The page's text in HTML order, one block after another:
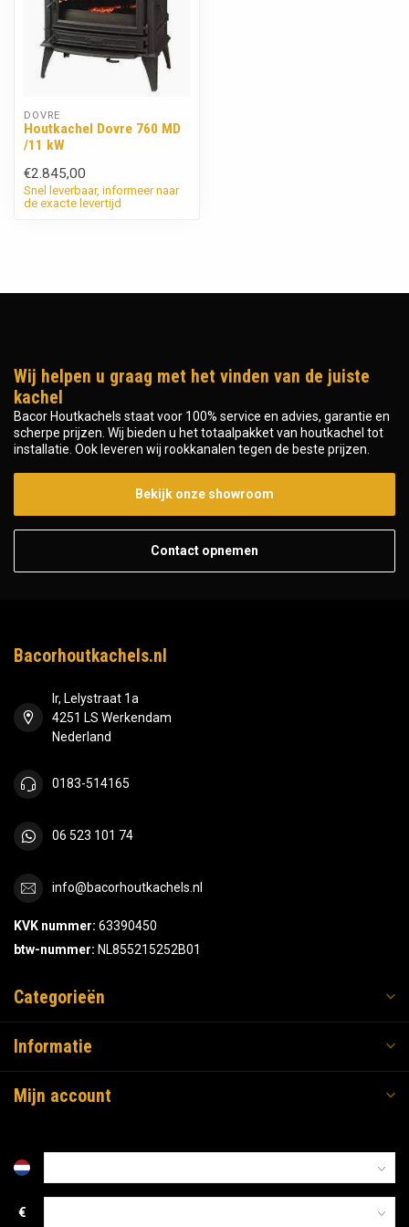
DOVRE
Houtkachel Dovre 760 MD
/11 kW
€2.845,00
Snel leverbaar, informeer naar
de exacte levertijd
Wij helpen u graag met het vinden van de juiste
kachel
Bacor Houtkachels staat voor 100% service en advies, garantie en
scherpe prijzen. Wij bieden u het totaalpakket van houtkachel tot
installatie. Ook leveren wij rookkanalen tegen de beste prijzen.
Bekijk onze showroom
Contact opnemen
Bacorhoutkachels.nl
Ir, Lelystraat 1a
4251 LS Werkendam
Nederland
0183-514165
06 523 101 74
info@bacorhoutkachels.nl
KVK nummer: 63390450
btw-nummer: NL855215252B01
Categorieën
Informatie
Mijn account
€